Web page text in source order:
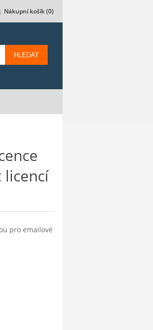
Nákupní košík(0)
HLEDAT
licencí
pro emailové